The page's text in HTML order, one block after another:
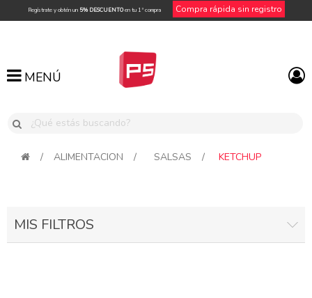
Regístrate y obtén un 5% DESCUENTOen tu 1ª compra Compra rápida sin registro
MENÚ
MENÚ
/ ALIMENTACION / SALSAS / KETCHUP
MIS FILTROS